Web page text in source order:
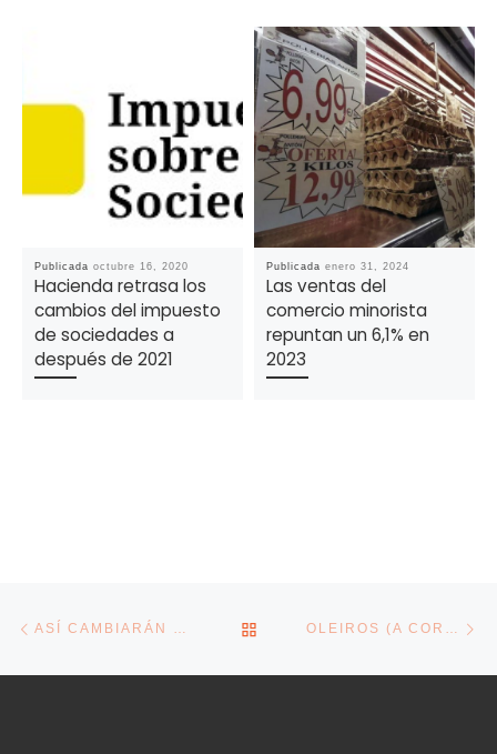
Publicada octubre 16, 2020
Hacienda retrasa los
cambios del impuesto
de sociedades a
después de 2021
Publicada enero 31, 2024
Las ventas del
comercio minorista
repuntan un 6,1% en
2023
Navegación de la entrada
Entrada anterior
VOLVER A LA LISTA DE